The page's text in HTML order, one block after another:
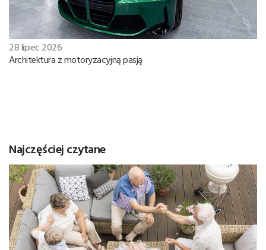
28 lipiec 2026
Architektura z motoryzacyjną pasją
Najczęściej czytane